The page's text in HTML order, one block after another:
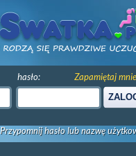
hasło: Zapamiętaj mnie
Przypomnij hasło lub nazwę